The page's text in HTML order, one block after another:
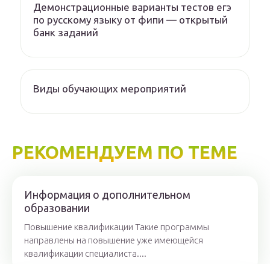
Демонстрационные варианты тестов егэ
по русскому языку от фипи — открытый
банк заданий
Виды обучающих мероприятий
РЕКОМЕНДУЕМ ПО ТЕМЕ
Информация о дополнительном
образовании
Повышение квалификации Такие программы
направлены на повышение уже имеющейся
квалификации специалиста....